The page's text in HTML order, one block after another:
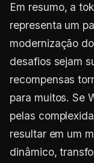
Em resumo, a
representa um
modernização
desafios sejam
recompensas
para muitos. Se
pelas
resultar em um
dinâmico,